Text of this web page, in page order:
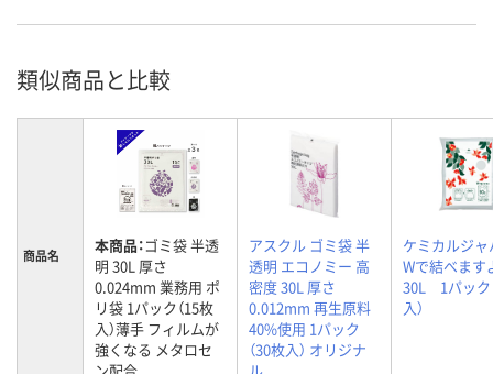
類似商品と比較
商品名 本商品：ゴミ袋 半透
明 30L 厚さ
0.024mm 業務用 ポ
リ袋 1パック（15枚
入）薄手 フィルムが
強くなる メタロセ
アスクル ゴミ袋 半
透明 エコノミー 高
密度 30L 厚さ
0.012mm 再生原料
40%使用 1パック
（30枚入） オリジナ
ケミカルジ
Wで結べま
30L 1パック
入）